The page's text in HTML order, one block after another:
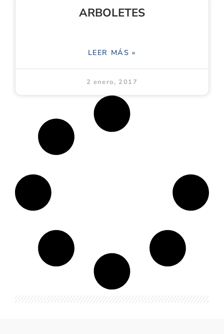
ARBOLETES
LEER MÁS »
2 enero, 2017